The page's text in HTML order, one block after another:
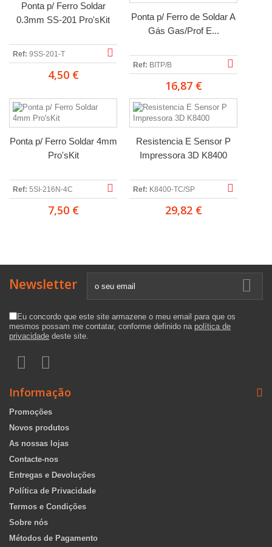
Ponta p/ Ferro Soldar
0.3mm SS-201 Pro'sKit
Ref: 9SS-201-T
4,50 €
Ponta p/ Ferro de Soldar A
Gás Gas/Prof E...
Ref: BITP/B
16,87 €
Ponta p/ Ferro Soldar 4mm
Pro'sKit
Ref: 5SI-216N-4C
7,50 €
Resistencia E Sensor P
Impressora 3D K8400
Ref: K8400-TC/SP
29,82 €
Newsletter
Eu concordo que este site armazene o meu email para que os
mesmos possam me contatar, conforme definido na política de
privacidade deste site.
Informação
Promoções
Novos produtos
As nossas lojas
Contacte-nos
Entregas e Devoluções
Política de Privacidade
Termos e Condições
Sobre nós
Métodos de Pagamento